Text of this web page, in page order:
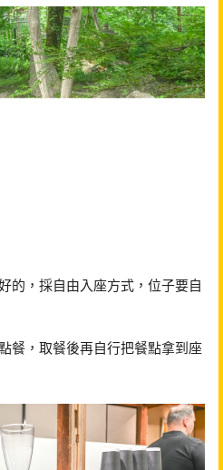
的，採自由入座方式，位子要自
餐，取餐後再自行把餐點拿到座